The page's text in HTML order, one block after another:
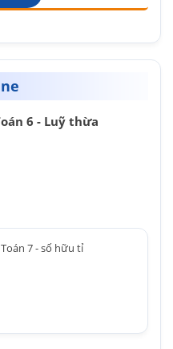
6 - Luỹ thừa
Toán 7 - số hữu tỉ